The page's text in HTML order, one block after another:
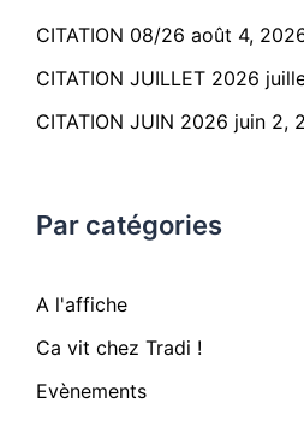
CITATION 08/26 août 4,
CITATION JUILLET 2026
CITATION JUIN 2026 juin 2,
Par catégories
A l'affiche
Ca vit chez Tradi !
Evènements